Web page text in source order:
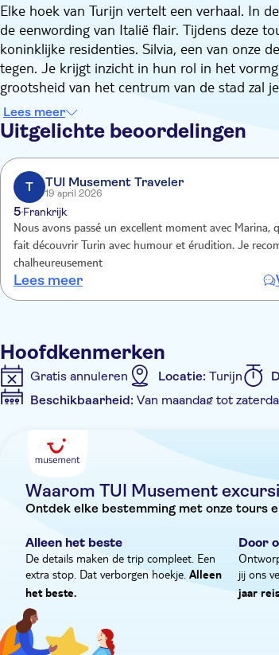
Elke hoek van Turijn vertelt een verhaal. In
de eenwording van Italië flair. Tijdens deze
koninklijke residenties. Silvia, een van onze
tegen. Je krijgt inzicht in hun rol in het
grootsheid van het centrum van de stad zal
De levendige kunst- en cultuurscene van
het Teatro Regio, het belangrijkste
foto's te nemen van Palazzo Madama. Dit
heeft middeleeuwse en barokke invloeden.
Koninklijk Paleis dat op de
geschiedenis van de familie Savoye.
Vervolgens wandel je door de Via Roma
met chique boetieks en cafés. Terwijl je op
espresso. Op Piazza Carignao, de
meer over de eenheid van Italië, waarbij
nog even over het Piazza Carlo Alberto voor
Lees meer
Uitgelichte beoordelingen
T TUI Musement Traveler
19 april 2026
5 Frankrijk
Nous avons passé un excellent moment avec Marina,
fait découvrir Turin avec humour et érudition. Je
chalheureusement
Lees meer
Hoofdkenmerken
Gratis annuleren Locatie: Turijn
Beschikbaarheid: Van maandag tot
Instant confirmation
Waarom TUI Musement
Ontdek elke bestemming met onze tours
Alleen het beste
De details maken de trip compleet. Een
extra stop. Dat verborgen hoekje. Alleen
het beste.
Door
jij ons
jaar